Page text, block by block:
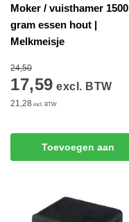
Moker / vuisthamer 1500
gram essen hout |
Melkmeisje
24,50
17,59 excl. BTW
21,28 incl. BTW
Toevoegen aan